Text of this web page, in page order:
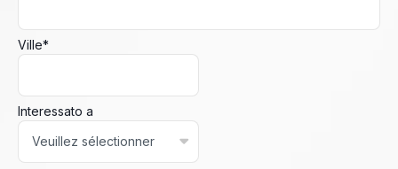
Ville*
Interessato a